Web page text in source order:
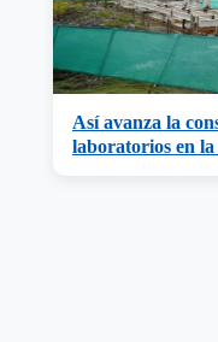
Así avanza la
laboratorios en la